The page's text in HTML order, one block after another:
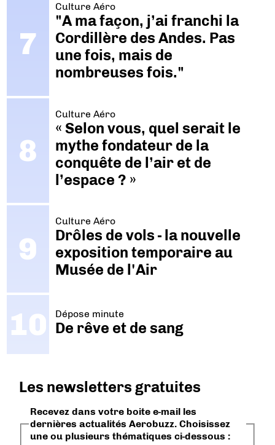
Culture Aéro
"A ma façon, j’ai franchi la
Cordillère des Andes. Pas
une fois, mais de
nombreuses fois."
Culture Aéro
« Selon vous, quel serait le
mythe fondateur de la
conquête de l’air et de
l’espace ? »
Culture Aéro
Drôles de vols - la nouvelle
exposition temporaire au
Musée de l'Air
Dépose minute
De rêve et de sang
Les newsletters gratuites
Recevez dans votre boite e-mail les
dernières actualités Aerobuzz. Choisissez
une ou plusieurs thématiques ci-dessous :